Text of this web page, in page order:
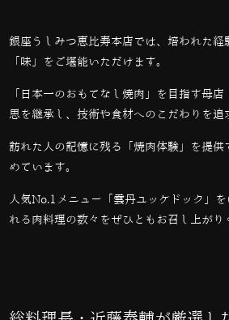
銀座うしみつ恵比寿本店では、培われた経
「味」をご堪能いただけます。
「日本一のおもてなし焼肉」を目指す母
思を継承し、技術や食材へのこだわりを追
訪れた人の記憶に残る「焼肉体験」を提供
めています。
人気No.1 メニュー「雲丹ユッケドック」
れる肉料理の数々をぜひともお召し上がり